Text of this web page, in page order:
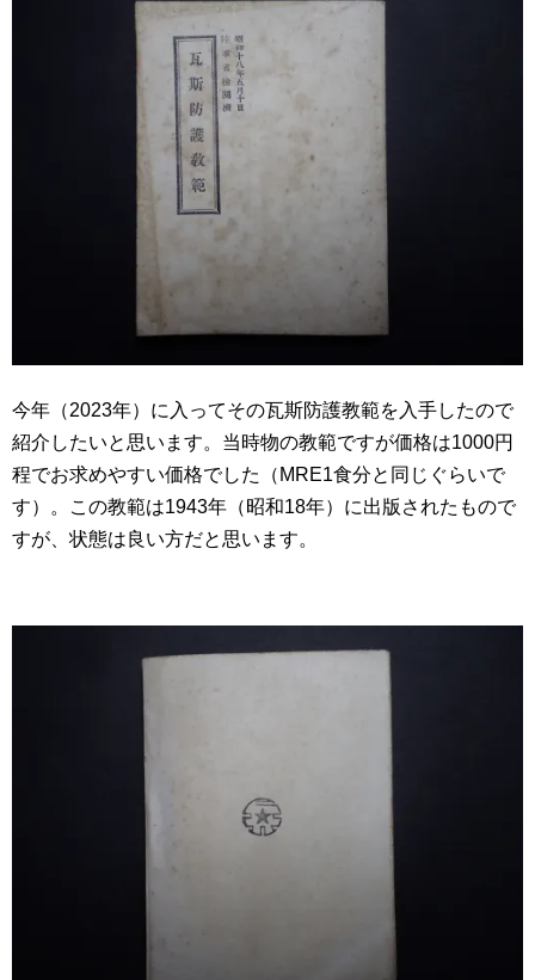
今年（2023年）に入ってその瓦斯防護教範を入手したので
紹介したいと思います。当時物の教範ですが価格は1000円
程でお求めやすい価格でした（MRE1食分と同じぐらいで
す）。この教範は1943年（昭和18年）に出版されたもので
すが、状態は良い方だと思います。